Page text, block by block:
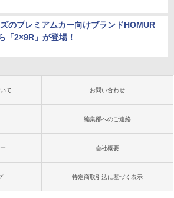
のプレミアムカー向けブランドHOMUR
「2×9R」が登場！
て お問い合わせ
編集部へのご連絡
会社概要
特定商取引法に基づく表示